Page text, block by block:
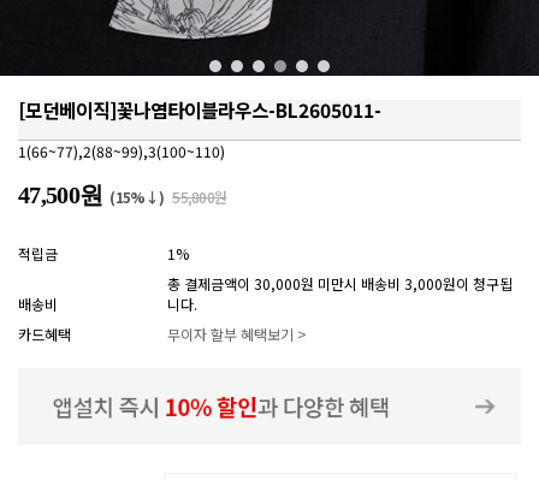
[모던베이직]꽃나염타이블라우스-BL2605011-
1(66~77),2(88~99),3(100~110)
47,500원 (15%↓) 55,800원
적립금 1%
배송비
총 결제금액이 30,000원 미만시 배송비 3,000원이 청구됩
니다.
카드혜택
무이자 할부 혜택보기 >